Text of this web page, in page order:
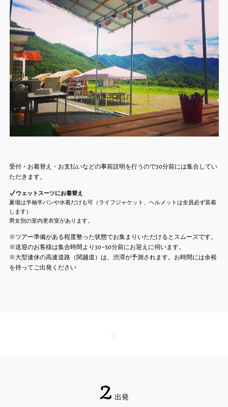
受付・お着替え・お支払いなどの事前説明を行うので30分前には集合してい
ただきます。
ウェットスーツにお着替え
夏場は半袖半パンや水着だけも可（ライフジャケット、ヘルメットは全員必ず装着
します）
男女別の室内更衣室があります。
※ツアー準備がある程度整った状態でお集まりいただけるとスムーズです。
※送迎のお客様は集合時間より30~50分前にお迎えに伺います。
※大型連休の高速道路（関越道）は、渋滞が予測されます。お時間には余裕
を持ってご出発ください
2 出発